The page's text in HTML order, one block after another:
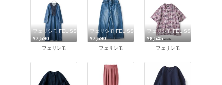
フェリシモ FELISSIMO
¥7,590
フェリシモ
フェリシモ FELISSIMO
¥7,590
フェリシモ
フェリシモ FELISSIMO
¥6,545
フェリシモ